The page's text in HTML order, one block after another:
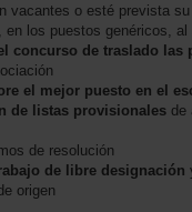
vacantes o esté prevista
los puestos genéricos, al
concurso de traslado las
el mejor puesto en el
de listas provisionales de
de resolución
de libre designación
origen